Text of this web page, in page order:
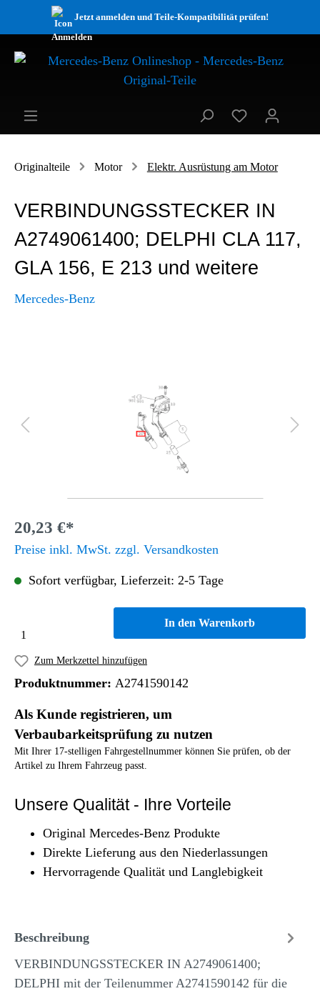
Jetzt anmelden und Teile-Kompatibilität prüfen!
Originalteile Motor Elektr. Ausrüstung am Motor
VERBINDUNGSSTECKER IN
A2749061400; DELPHI CLA 117,
GLA 156, E 213 und weitere
Mercedes-Benz
20,23 €*
Preise inkl. MwSt. zzgl. Versandkosten
Sofort verfügbar, Lieferzeit: 2-5 Tage
In den Warenkorb
Zum Merkzettel hinzufügen
Produktnummer: A2741590142
Als Kunde registrieren, um
Verbaubarkeitsprüfung zu nutzen
Mit Ihrer 17-stelligen Fahrgestellnummer können Sie prüfen, ob der
Artikel zu Ihrem Fahrzeug passt.
Unsere Qualität - Ihre Vorteile
Original Mercedes-Benz Produkte
Direkte Lieferung aus den Niederlassungen
Hervorragende Qualität und Langlebigkeit
Beschreibung
VERBINDUNGSSTECKER IN A2749061400;
DELPHI mit der Teilenummer A2741590142 für die